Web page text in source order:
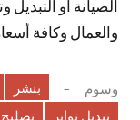
الصيانة أو
والعمال وكافة
وسوم بنشر
تبديل تواير